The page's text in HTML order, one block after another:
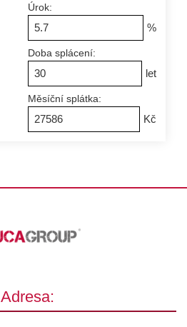
Úrok:
%
Doba splácení:
let
Měsíční splátka:
Kč
Adresa: